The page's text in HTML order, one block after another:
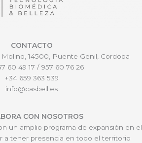
CONTACTO
14500, Puente Genil, Cordoba
60 49 17 / 957 60 76 26
+34 659 363 539
info@casbell.es
CON NOSOTROS
un amplio programa de expansión en el
a tener presencia en todo el territorio